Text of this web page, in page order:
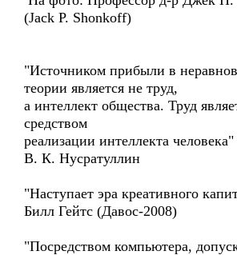
(Jack P. Shonkoff)
"Источником прибыли в
теории является не труд,
а интеллект общества. Труд
средством
реализации интеллекта человека"
В. К. Нусратуллин
"Наступает эра креативного
Билл Гейтс (Давос-2008)
"Посредством компьютера,